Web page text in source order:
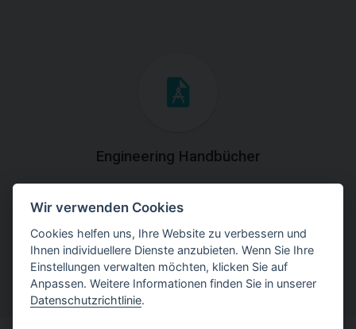
Engineering Handbücher
praktischen Erklärungen der
Programmverwendung herunter.
Wir verwenden Cookies
Cookies helfen uns, Ihre Website zu verbessern und
Ihnen individuellere Dienste anzubieten. Wenn Sie Ihre
Einstellungen verwalten möchten, klicken Sie auf
Anpassen. Weitere Informationen finden Sie in unserer
Datenschutzrichtlinie.